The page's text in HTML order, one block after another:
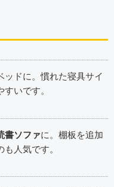
ッドに。慣れた寝具サイ
いです。
書ソファに。棚板を追加
人気です。